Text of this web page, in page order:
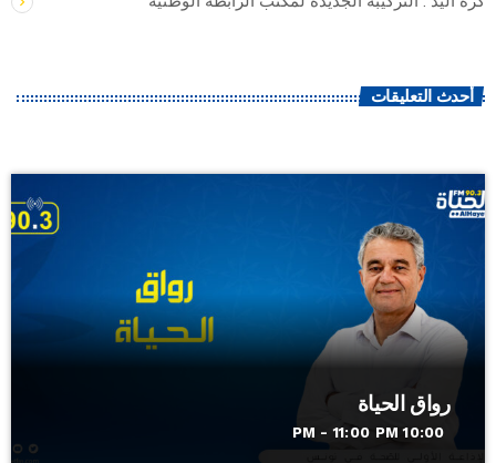
أحدث التعليقات
رواق الحياة
10:00 PM - 11:00 PM